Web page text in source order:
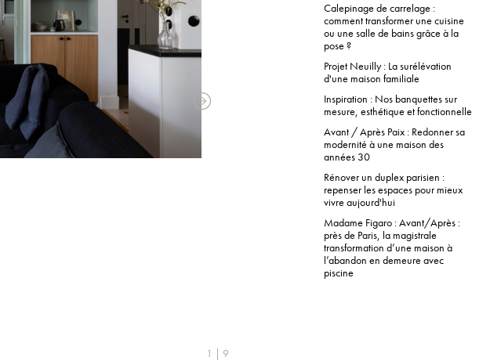
1 | 9
Calepinage de carrelage :
comment transformer une cuisine
ou une salle de bains grâce à la
pose ?
Projet Neuilly : La surélévation
d'une maison familiale
Inspiration : Nos banquettes sur
mesure, esthétique et fonctionnelle
Avant / Après Paix : Redonner sa
modernité à une maison des
années 30
Rénover un duplex parisien :
repenser les espaces pour mieux
vivre aujourd'hui
Madame Figaro : Avant/Après :
près de Paris, la magistrale
transformation d’une maison à
l’abandon en demeure avec
piscine